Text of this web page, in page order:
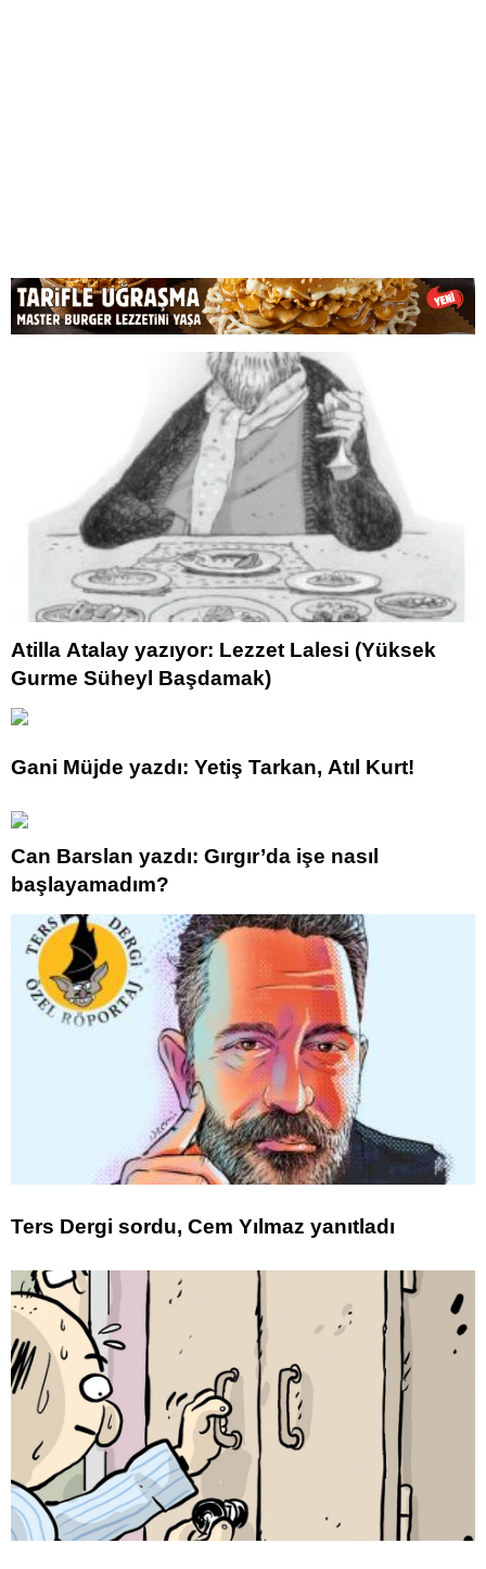
Atilla Atalay yazıyor: Lezzet Lalesi (Yüksek
Gurme Süheyl Başdamak)
Gani Müjde yazdı: Yetiş Tarkan, Atıl Kurt!
Can Barslan yazdı: Gırgır’da işe nasıl
başlayamadım?
Ters Dergi sordu, Cem Yılmaz yanıtladı